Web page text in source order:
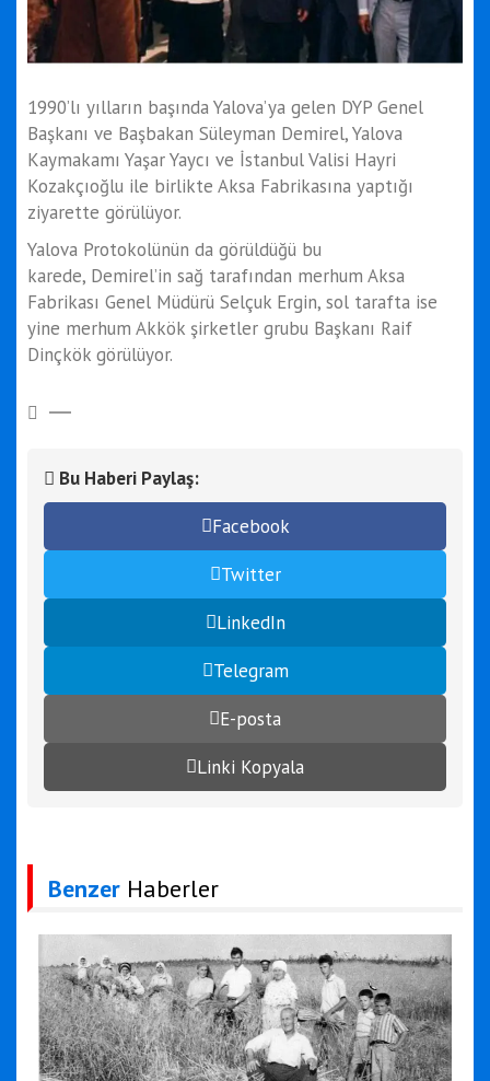
1990’lı yılların başında Yalova’ya gelen DYP Genel
Başkanı ve Başbakan Süleyman Demirel, Yalova
Kaymakamı Yaşar Yaycı ve İstanbul Valisi Hayri
Kozakçıoğlu ile birlikte Aksa Fabrikasına yaptığı
ziyarette görülüyor.
Yalova Protokolünün da görüldüğü bu
karede, Demirel’in sağ tarafından merhum Aksa
Fabrikası Genel Müdürü Selçuk Ergin, sol tarafta ise
yine merhum Akkök şirketler grubu Başkanı Raif
Dinçkök görülüyor.
Bu Haberi Paylaş:
Facebook
Twitter
LinkedIn
Telegram
E-posta
Linki Kopyala
Benzer Haberler